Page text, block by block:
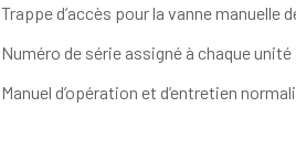
Trappe d’accès pour la vanne manuelle
Numéro de série assigné à chaque
Manuel d’opération et d’entretien